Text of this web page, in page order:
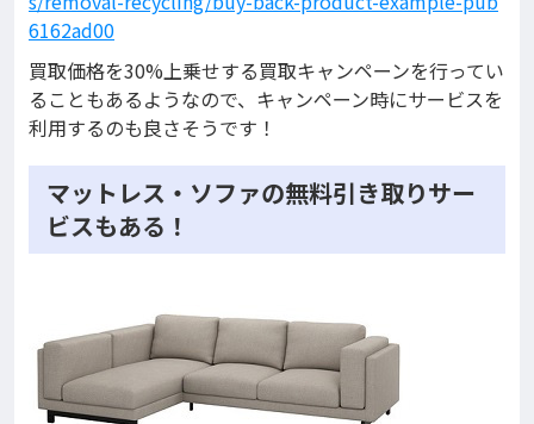
6162ad00
買取価格を30%上乗せする買取キャンペーンを行ってい
ることもあるようなので、キャンペーン時にサービスを
利用するのも良さそうです！
マットレス・ソファの無料引き取りサー
ビスもある！